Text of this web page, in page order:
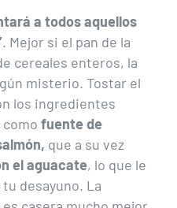
a todos aquellos
. Mejor si el pan de la
cereales enteros, la
misterio. Tostar el
los ingredientes
fuente de
que a su vez
el aguacate, lo que le
desayuno. La